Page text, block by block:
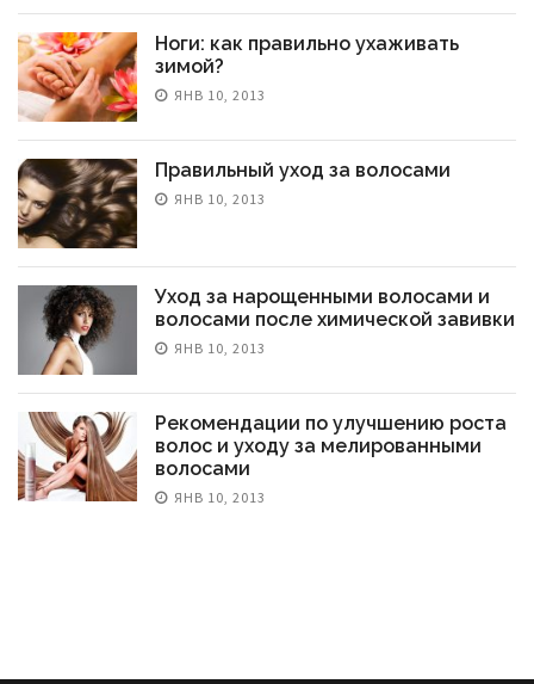
Ноги: как правильно ухаживать
зимой?
ЯНВ 10, 2013
Правильный уход за волосами
ЯНВ 10, 2013
Уход за нарощенными волосами и
волосами после химической завивки
ЯНВ 10, 2013
Рекомендации по улучшению роста
волос и уходу за мелированными
волосами
ЯНВ 10, 2013